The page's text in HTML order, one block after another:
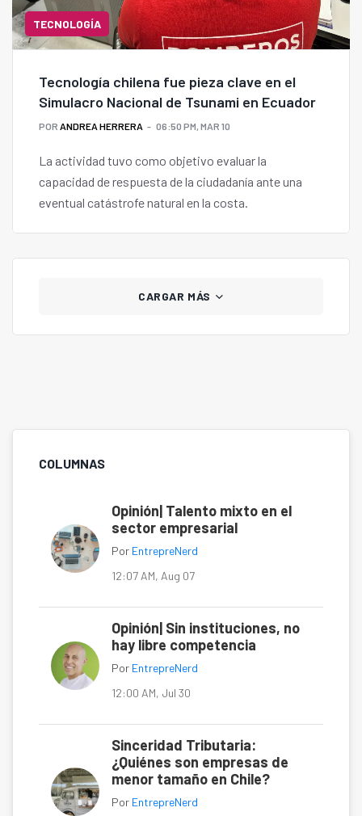
TECNOLOGÍA
Tecnología chilena fue pieza clave en el
Simulacro Nacional de Tsunami en Ecuador
POR ANDREA HERRERA 06:50 PM, MAR 10
La actividad tuvo como objetivo evaluar la
capacidad de respuesta de la ciudadanía ante una
eventual catástrofe natural en la costa.
CARGAR MÁS
COLUMNAS
Opinión| Talento mixto en el
sector empresarial
Por EntrepreNerd
12:07 AM, Aug 07
Opinión| Sin instituciones, no
hay libre competencia
Por EntrepreNerd
12:00 AM, Jul 30
Sinceridad Tributaria:
¿Quiénes son empresas de
menor tamaño en Chile?
Por EntrepreNerd